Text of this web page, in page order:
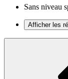
Sans niveau
Afficher les